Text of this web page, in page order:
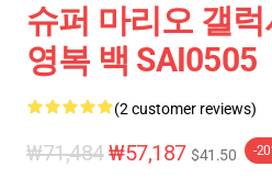
슈퍼 마리오 갤
영복 백 SAI0505
(2 customer reviews)
₩71,484₩57,187 $41.50 -